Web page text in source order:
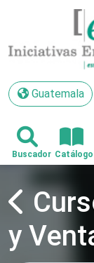
Guatemala
Guatemala
y